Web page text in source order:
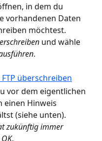
in dem du
vorhandenen Daten
möchtest.
und wähle
.
vor dem eigentlichen
einen Hinweis
(siehe unten).
zukünftig immer
OK.